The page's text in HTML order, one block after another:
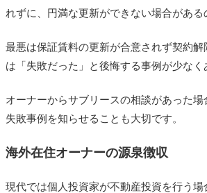
れずに、円満な更新ができない場合がある
最悪は保証賃料の更新が合意されず契約解
は「失敗だった」と後悔する事例が少なく
オーナーからサブリースの相談があった
失敗事例を知らせることも大切です。
海外在住オーナーの源泉徴収
現代では個人投資家が不動産投資を行う